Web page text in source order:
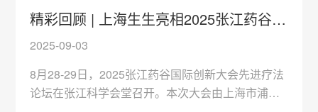
精彩回顾 | 上海生生亮相2025张江药谷国
际创新大会·先进疗法论坛
2025-09-03
8月28-29日，2025张江药谷国际创新大会先进疗法
论坛在张江科学会堂召开。本次大会由上海市浦东